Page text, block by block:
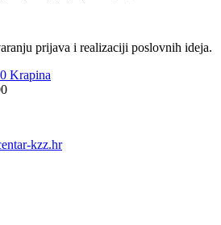
prijava i realizaciji poslovnih ideja.
Krapina
kzz.hr